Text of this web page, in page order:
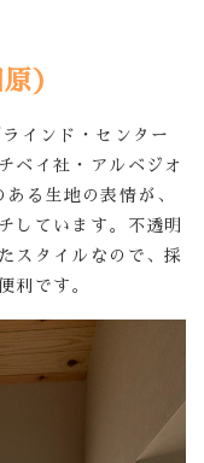
）
インド・センター
ベイ社・アルベジオ
る生地の表情が、
しています。不透明
スタイルなので、採
利です。